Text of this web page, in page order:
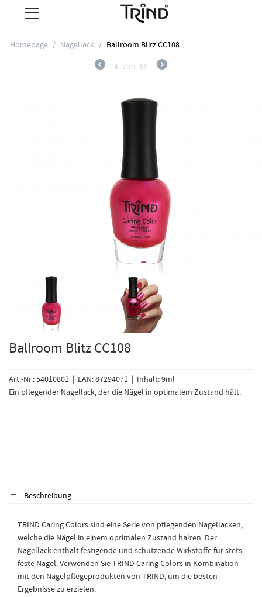
Homepage / Nagellack / Ballroom Blitz CC108
4 von 69
Ballroom Blitz CC108
Art.-Nr.: 54010801 | EAN: 87294071 | Inhalt: 9ml
Ein pflegender Nagellack, der die Nägel in optimalem Zustand hält.
Beschreibung
TRIND Caring Colors sind eine Serie von pflegenden Nagellacken,
welche die Nägel in einem optimalen Zustand halten. Der
Nagellack enthält festigende und schützende Wirkstoffe für stets
feste Nägel. Verwenden Sie TRIND Caring Colors in Kombination
mit den Nagelpflegeprodukten von TRIND, um die besten
Ergebnisse zu erzielen.